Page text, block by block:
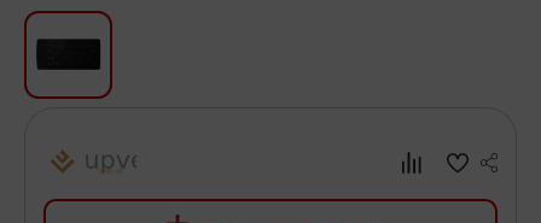
Տեքստիլ
Սպասք
Ինքնագնացներ և ինքնագլորներ